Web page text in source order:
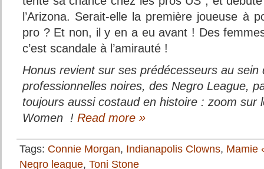
l’Arizona. Serait-elle la première joueuse à
pro ? Et non, il y en a eu avant ! Des
c’est scandale à l’amirauté !
Honus revient sur ses prédécesseurs au sein
professionnelles noires, des Negro League,
toujours aussi costaud en histoire : zoom sur
Women ! Read more »
Tags: Connie Morgan, Indianapolis Clowns, Mamie
Negro league, Toni Stone